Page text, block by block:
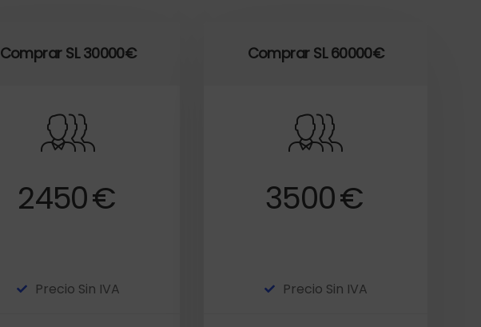
Comprar SL 30000€
2450€
Precio Sin IVA
Comprar SL 60000€
3500€
Precio Sin IVA